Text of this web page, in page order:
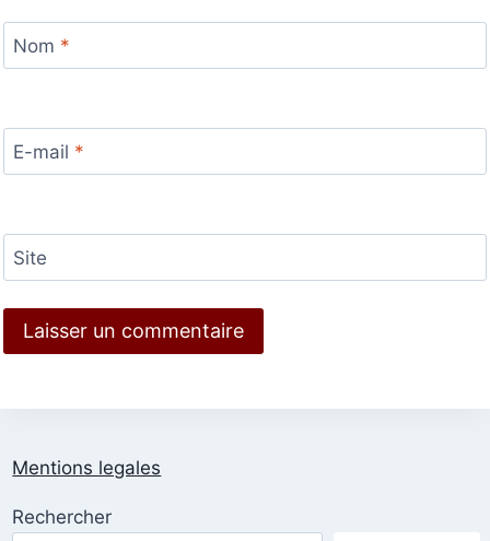
Nom *
E-mail *
Site
Mentions legales
Rechercher